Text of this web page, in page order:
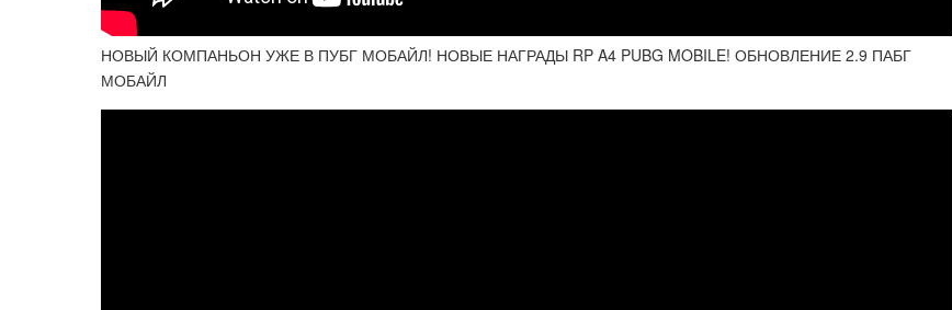
НОВЫЙ КОМПАНЬОН УЖЕ В ПУБГ МОБАЙЛ! НОВЫЕ НАГРАДЫ RP A4 PUBG MOBILE! ОБНОВЛЕНИЕ 2.9 ПАБГ
МОБАЙЛ